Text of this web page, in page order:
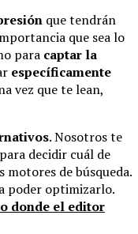
que tendrán
que sea lo
para captar la
específicamente
vez que te lean,
. Nosotros te
decidir cuál de
motores de búsqueda.
poder optimizarlo.
donde el editor